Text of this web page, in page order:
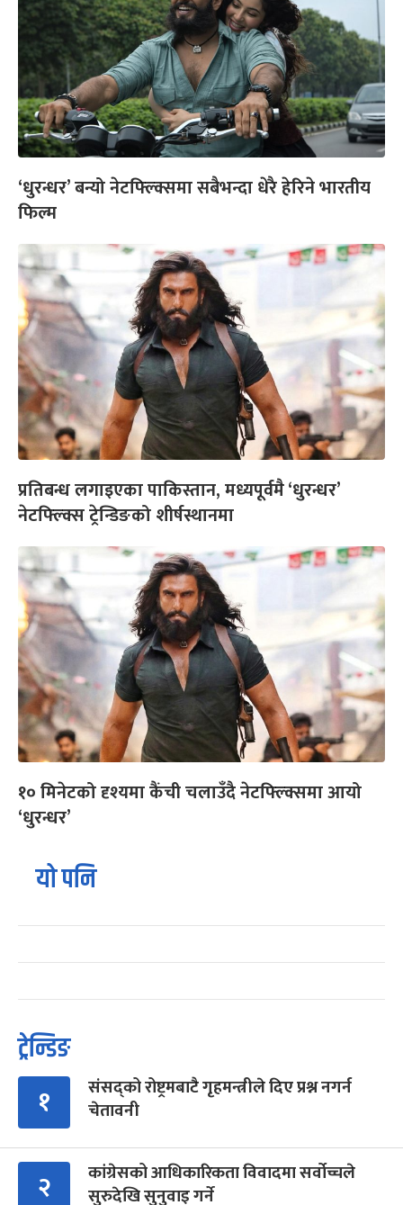
‘धुरन्धर’ बन्यो नेटफ्ल्क्सिमा सबैभन्दा धेरै हेरिने भारतीय
फिल्म
प्रतिबन्ध लगाइएका पाकिस्तान, मध्यपूर्वमै ‘धुरन्धर’
नेटफ्ल्क्सि ट्रेन्डिङको शीर्षस्थानमा
१० मिनेटको दृश्यमा कैंची चलाउँदै नेटफ्ल्क्सिमा आयो
‘धुरन्धर’
यो पनि
ट्रेन्डिङ
१
संसद्को रोष्ट्रमबाटै गृहमन्त्रीले दिए प्रश्न नगर्न
चेतावनी
२
कांग्रेसको आधिकारिकता विवादमा सर्वोच्चले
सुरुदेखि सुनुवाइ गर्ने